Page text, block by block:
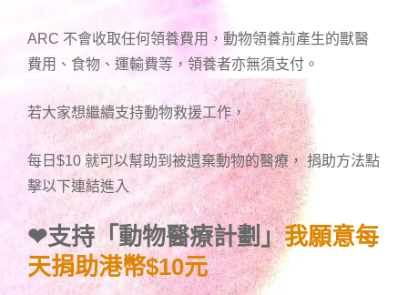
ARC 不會收取任何領養費用，動物領養前產生的獸醫
費用、食物、運輸費等，領養者亦無須支付。
若大家想繼續支持動物救援工作，
每日$10 就可以幫助到被遺棄動物的醫療， 捐助方法點
擊以下連結進入
❤支持「動物醫療計劃」我願意每
天捐助港幣$10元